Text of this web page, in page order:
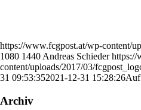
https://www.fcgpost.at/wp-content/
1080 1440 Andreas Schieder https://
content/uploads/2017/03/
31 09:53:352021-12-31 15:28:26Auf
Archiv